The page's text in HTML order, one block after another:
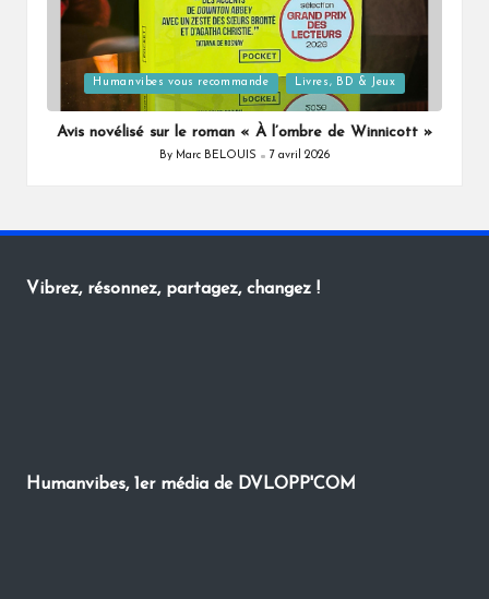
Posted
in
Humanvibes vous recommande Livres, BD & Jeux
Avis novélisé sur le roman « À l’ombre de Winnicott »
Posted
By Marc BELOUIS 7 avril 2026
Vibrez, résonnez, partagez, changez !
Humanvibes, 1er média de DVLOPP'COM